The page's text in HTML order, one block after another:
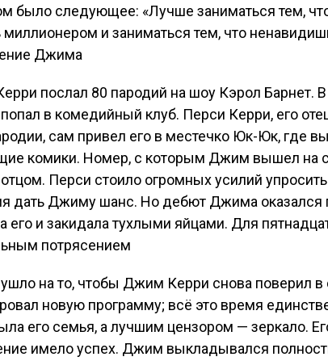
было следующее: «Лучше заниматься тем,
и заниматься тем, что
Джима
послал 80 пародий на шоу Кэрол Барнет.
в комедийный клуб. Перси Керри, его
сам привел его в местечко Юк-Юк, где
комики. Номер, с которым Джим вышел на
Перси стоило огромных усилий
дать Джиму шанс. Но дебют Джима оказался
его и закидала тухлыми яйцами. Для
потрясением
на то, чтобы Джим Керри снова поверил в
новую программу; всё это время
его семья, а лучшим цензором — зеркало.
имело успех. Джим выкладывался